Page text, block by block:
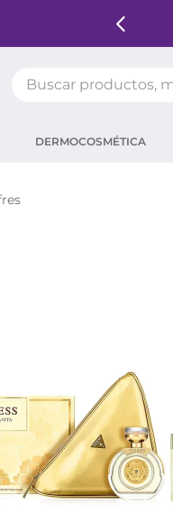
DERMOCOSMÉTICA
mascara pestañas
retinol
tintura